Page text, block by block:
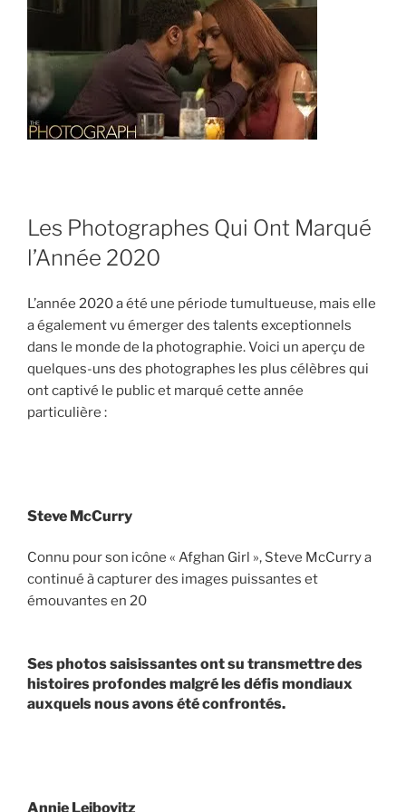
Les Photographes Qui Ont Marqué
l’Année 2020
L’année 2020 a été une période tumultueuse, mais elle
a également vu émerger des talents exceptionnels
dans le monde de la photographie. Voici un aperçu de
quelques-uns des photographes les plus célèbres qui
ont captivé le public et marqué cette année
particulière :
Steve McCurry
Connu pour son icône « Afghan Girl », Steve McCurry a
continué à capturer des images puissantes et
émouvantes en 20
Ses photos saisissantes ont su transmettre des
histoires profondes malgré les défis mondiaux
auxquels nous avons été confrontés.
Annie Leibovitz